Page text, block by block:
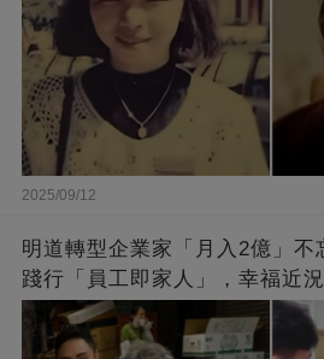
2025/09/12
明道轉型企業家「月入2億」不
踐行「員工即家人」，幸福近
闆的福報